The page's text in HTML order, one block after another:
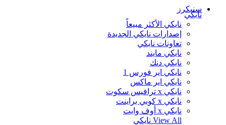
سنيكرز
نايكي
نايكي الأكثر مبيعاً
إصدارات نايكي الجديدة
تعاونات نايكي
نايكي مايند
نايكي دنك
نايكي اير فورس 1
نايكي اير ماكس
نايكي x ترافيس سكوت
نايكي x كوبي براينت
نايكي x أوف وايت
View All نايكي